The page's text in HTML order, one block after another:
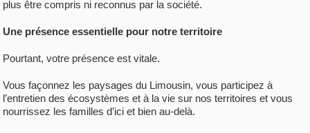
plus être compris ni reconnus par la société.
Une présence essentielle pour notre territoire
Pourtant, votre présence est vitale.
Vous façonnez les paysages du Limousin, vous participez à
l’entretien des écosystèmes et à la vie sur nos territoires et vous
nourrissez les familles d’ici et bien au-delà.